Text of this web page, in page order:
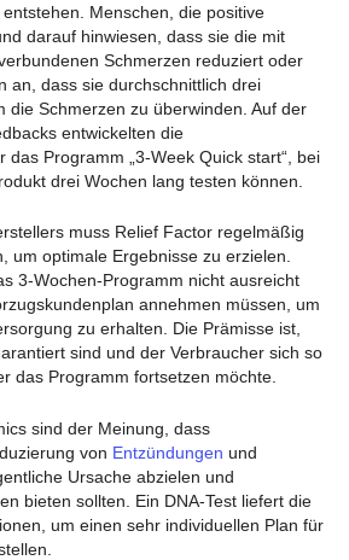
Menschen, die positive
darauf hinwiesen, dass sie die mit
Schmerzen reduziert oder
an, dass sie durchschnittlich drei
die Schmerzen zu überwinden. Auf der
entwickelten die
das Programm „3-Week Quick start“, bei
drei Wochen lang testen können.
muss Relief Factor regelmäßig
um optimale Ergebnisse zu erzielen.
3-Wochen-Programm nicht ausreicht
annehmen müssen, um
zu erhalten. Die Prämisse ist,
sind und der Verbraucher sich so
das Programm fortsetzen möchte.
sind der Meinung, dass
von Entzündungen und
Ursache abzielen und
bieten sollten. Ein DNA-Test liefert die
um einen sehr individuellen Plan für